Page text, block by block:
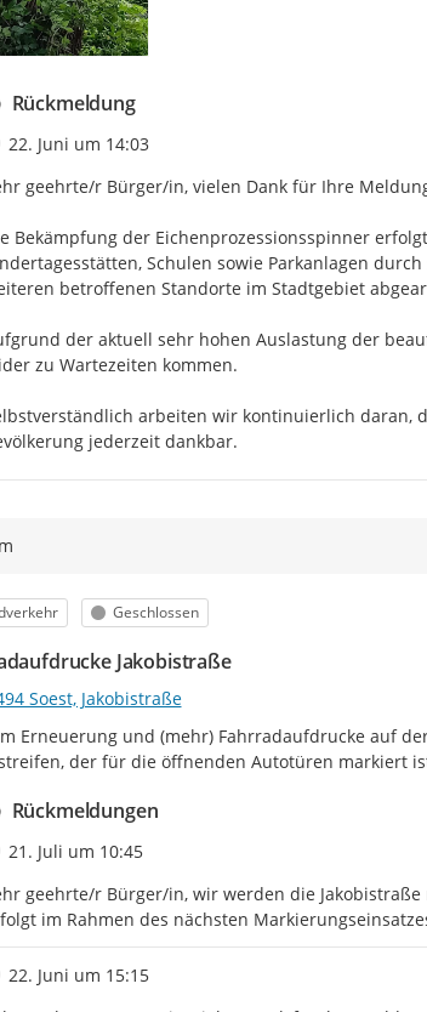
Rückmeldung
Zeitpunkt des Erstellens
22. Juni um 14:03
geehrte/r Bürger/in, vielen Dank für Ihre
Bekämpfung der Eichenprozessionsspinner
Schulen sowie Parkanlagen
betroffenen Standorte im Stadtgebiet
der aktuell sehr hohen Auslastung der
zu Wartezeiten kommen.
arbeiten wir kontinuierlich daran,
jederzeit dankbar.
Status
Geschlossen
Jakobistraße
Soest, Jakobistraße
Erneuerung und (mehr) Fahrradaufdrucke auf
der für die öffnenden Autotüren markiert
Rückmeldungen
Zeitpunkt des Erstellens
21. Juli um 10:45
geehrte/r Bürger/in, wir werden die
im Rahmen des nächsten
Zeitpunkt des Erstellens
22. Juni um 15:15